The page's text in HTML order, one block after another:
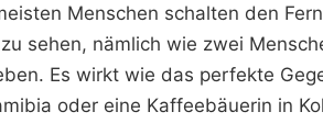
Menschen schalten den
sehen, nämlich wie zwei
Es wirkt wie das perfekte
oder eine Kaffeebäuerin in